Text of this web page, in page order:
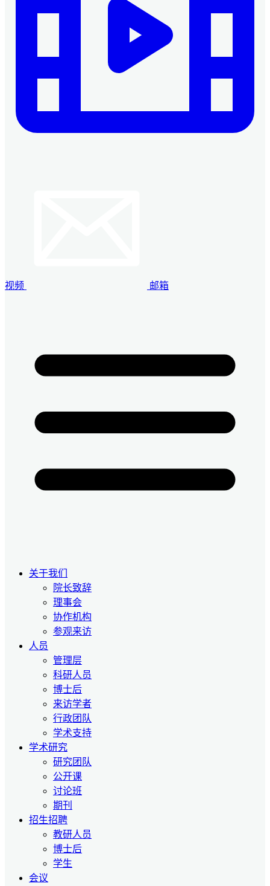
视频 邮箱
关于我们
院长致辞
理事会
协作机构
参观来访
人员
管理层
科研人员
博士后
来访学者
行政团队
学术支持
学术研究
研究团队
公开课
讨论班
期刊
招生招聘
教研人员
博士后
学生
会议